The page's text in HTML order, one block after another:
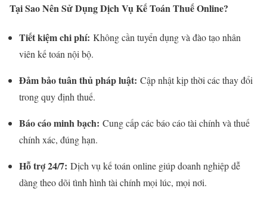
Tại Sao Nên Sử Dụng Dịch Vụ Kế Toán Thuế Online?
Tiết kiệm chi phí: Không cần tuyển dụng và đào tạo nhân
viên kế toán nội bộ.
Đảm bảo tuân thủ pháp luật: Cập nhật kịp thời các thay đổi
trong quy định thuế.
Báo cáo minh bạch: Cung cấp các báo cáo tài chính và thuế
chính xác, đúng hạn.
Hỗ trợ 24/7: Dịch vụ kế toán online giúp doanh nghiệp dễ
dàng theo dõi tình hình tài chính mọi lúc, mọi nơi.